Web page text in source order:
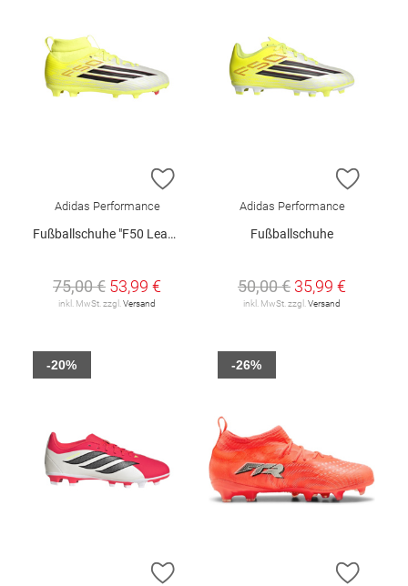
ZUR WUNSCHLISTE HINZUFÜGEN
Adidas Performance
Fußballschuhe "F50 League Mid FG/MG"
75,00 € 53,99 €
inkl. MwSt. zzgl. Versand
ZUR
Adidas Performance
Fußballschuhe
50,00 € 35,99 €
inkl. MwSt. zzgl. Versand
ZUR WUNSCHLISTE HINZUFÜGEN
-20%
ZUR
-26%